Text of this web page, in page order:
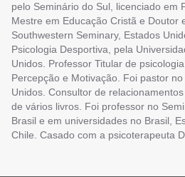
pelo Seminário do Sul, licenciado em
Mestre em Educação Cristã e Doutor
Southwestern Seminary, Estados
Psicologia Desportiva, pela
Unidos. Professor Titular de
Percepção e Motivação. Foi pastor
Unidos. Consultor de
de vários livros. Foi professor no
Brasil e em universidades no Brasil,
Chile. Casado com a psicoterapeuta